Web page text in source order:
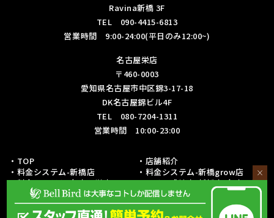
Ravina新橋 3F
TEL 090-4415-6813
営業時間 9:00-24:00(平日のみ12:00~)
名古屋栄店
〒460-0003
愛知県名古屋市中区錦3-17-18
DK名古屋錦ビル4F
TEL 080-7204-1311
営業時間 10:00-23:00
・TOP
・店舗紹介
・料金システム-新橋店
・料金システム-新橋grow店
・料金システム-名古屋栄店
・フリー成績表-新橋店/名古屋栄
店
・各種リーグ戦成績表-新橋店
・各種リーグ戦成績表-名古屋栄店
×